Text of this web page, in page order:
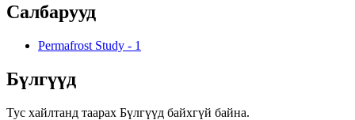
Салбарууд
Permafrost Study - 1
Бүлгүүд
Тус хайлтанд таарах Бүлгүүд байхгүй байна.